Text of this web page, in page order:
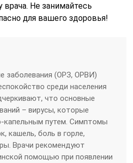
врача. Не занимайтесь
для вашего здоровья!
заболевания (ОРЗ, ОРВИ)
среди населения
что основные
– вирусы, которые
капельным путем. Симптомы
кашель, боль в горле,
Врачи рекомендуют
помощью при появлении